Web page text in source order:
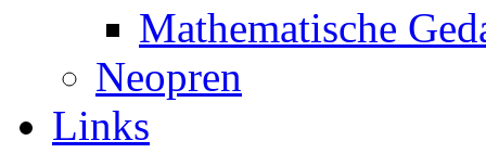
Mathematische
Neopren
Links